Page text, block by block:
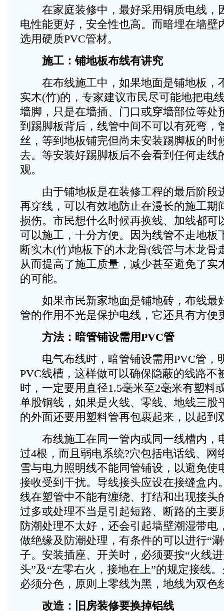
在家庭装修中，最好采用铜质电线，
电性能更好，安全性也高。而暗埋在墙壁
选用硬质PVC管材。
施工：铺地板布线有讲究
在布线施工中，如果地面是铺地板，
实木(竹)的，专家建议市民尽可能地把电
墙脚，只是在墙插、门口或穿墙部位等处
到踢脚板背后，线管中间不可以有死弯，
丝，等到地板铺完但尚未安装踢脚板的时
去。等安装好踢脚板后不会看到任何走线
观。
由于铺地板是在装修工程的最后阶段
再穿线，可以有效地防止在漫长的施工期
损伤。市民想什么时候再换线、加线都可
可以施工，十分方便。因为线管不走地板
断实木(竹)地板下的木龙骨(线管与木龙骨
从而提高了施工质量，减少甚至避免了实
的可能。
如果市民新家地面是铺地砖，布线最
管的作用不光是保护电线，它还具有方便
方法：暗管铺设需用PVC管
电气布线时，暗管铺设需用PVC管，
PVC线槽，这样做可以确保隐蔽的线路不
时，一定要用直径1.5毫米至2毫米有塑料
单股铜线，如果是火线、零线、地线三股
的外面还要用塑料管再包裹起来，以起到
布线施工在同一管内或同一线槽内，
过4根，而且弱电系统?穴包括电话线、网
雪与电力照明线不能同管铺设，以避免使
接收受到干扰。导线接头应设在接缝盒内
线在塑管中不能有缠绕、打结和出现接头
过多或处理不当是引起短路、断路的主要
防潮处理不太好，还会引起墙壁潮湿带电
做绝缘及防潮处理，有条件的可以进行“
子。安装插座、开关时，必须要按“火线
头”及“左零右火，接地在上”的规定接线
必须分色，原则上零线为黑，地线为双色
改造：旧房装修要换掉铝线